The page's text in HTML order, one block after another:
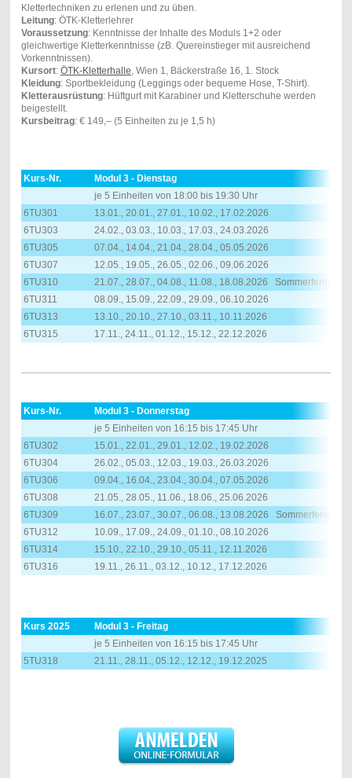
Klettertechniken zu erlenen und zu üben.
Leitung: ÖTK-Kletterlehrer
Voraussetzung: Kenntnisse der Inhalte des Moduls 1+2 oder
gleichwertige Kletterkenntnisse (zB. Quereinstieger mit ausreichend
Vorkenntnissen).
Kursort: ÖTK-Kletterhalle, Wien 1, Bäckerstraße 16, 1. Stock
Kleidung: Sportbekleidung (Leggings oder bequeme Hose, T-Shirt).
Kletterausrüstung: Hüftgurt mit Karabiner und Kletterschuhe werden
beigestellt.
Kursbeitrag: € 149,– (5 Einheiten zu je 1,5 h)
Kurs-Nr.
Modul 3 - Dienstag
je 5 Einheiten von 18:00 bis 19:30 Uhr
6TU301
13.01., 20.01., 27.01., 10.02., 17.02.2026
6TU303
24.02., 03.03., 10.03., 17.03., 24.03.2026
6TU305
07.04., 14.04., 21.04., 28.04., 05.05.2026
6TU307
12.05., 19.05., 26.05., 02.06., 09.06.2026
6TU310
21.07., 28.07., 04.08., 11.08., 18.08.2026 Sommerferien
6TU311
08.09., 15.09., 22.09., 29.09., 06.10.2026
6TU313
13.10., 20.10., 27.10., 03.11., 10.11.2026
6TU315
17.11., 24.11., 01.12., 15.12., 22.12.2026
Kurs-Nr.
Modul 3 - Donnerstag
je 5 Einheiten von 16:15 bis 17:45 Uhr
6TU302
15.01., 22.01., 29.01., 12.02., 19.02.2026
6TU304
26.02., 05.03., 12.03., 19.03., 26.03.2026
6TU306
09.04., 16.04., 23.04., 30.04., 07.05.2026
6TU308
21.05., 28.05., 11.06., 18.06., 25.06.2026
6TU309
16.07., 23.07., 30.07., 06.08., 13.08.2026 Sommerferien
6TU312
10.09., 17.09., 24.09., 01.10., 08.10.2026
6TU314
15.10., 22.10., 29.10., 05.11., 12.11.2026
6TU316
19.11., 26.11., 03.12., 10.12., 17.12.2026
Kurs 2025
Modul 3 - Freitag
je 5 Einheiten von 16:15 bis 17:45 Uhr
5TU318
21.11., 28.11., 05.12., 12.12., 19.12.2025